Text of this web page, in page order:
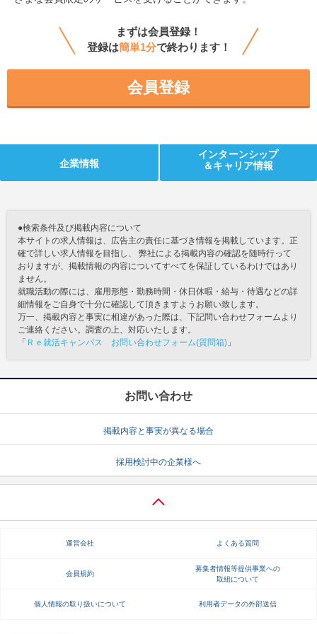
まずは会員登録！
登録は簡単1分で終わります！
会員登録
企業情報
インターンシップ
＆キャリア情報
●検索条件及び掲載内容について
本サイトの求人情報は、広告主の責任に基づき情報を掲載しています。正
確で詳しい求人情報を目指し、 弊社による掲載内容の確認を随時行って
おりますが、掲載情報の内容についてすべてを保証しているわけではあり
ません。
就職活動の際には、雇用形態・勤務時間・休日休暇・給与・待遇などの詳
細情報をご自身で十分に確認して頂きますようお願い致します。
万一、掲載内容と事実に相違があった際は、下記問い合わせフォームより
ご連絡ください。調査の上、対応いたします。
「 Ｒｅ就活キャンパス お問い合わせフォーム(質問箱) 」
お問い合わせ
掲載内容と事実が異なる場合
採用検討中の企業様へ
運営会社 よくある質問
会員規約
募集者情報等提供事業への
取組について
個人情報の取り扱いについて 利用者データの外部送信